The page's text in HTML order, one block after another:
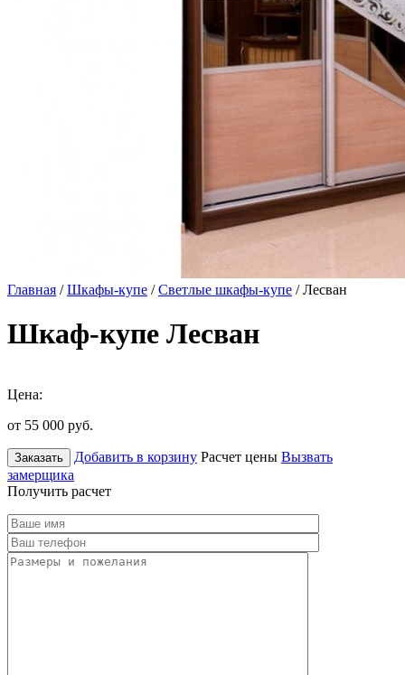
Главная /Шкафы-купе /Светлые шкафы-купе / Лесван
Шкаф-купе Лесван
Цена:
от 55 000 руб.
Заказать Добавить в корзину Расчет цены Вызвать
замерщика
Получить расчет